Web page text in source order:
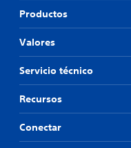
Productos
Valores
Servicio técnico
Recursos
Conectar